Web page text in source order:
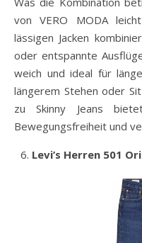
von VERO MODA
lässigen Jacken
oder entspannte
weich und ideal für
längerem Stehen oder
zu Skinny Jeans
Bewegungsfreiheit und
Levi’s Herren 501